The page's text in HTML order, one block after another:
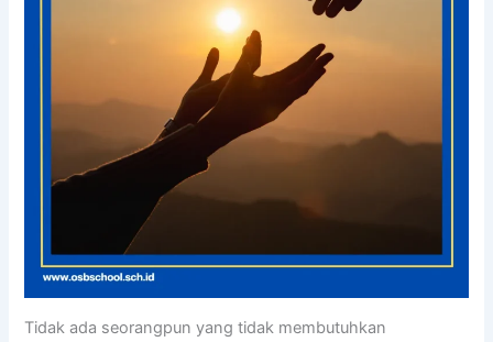
Tidak ada seorangpun yang tidak membutuhkan